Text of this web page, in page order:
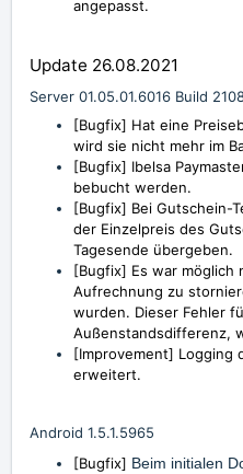
angepasst.
Update 26.08.2021
Server 01.05.01.6016 Build
[Bugfix] Hat eine
wird sie nicht mehr im
[Bugfix] Ibelsa
bebucht werden.
[Bugfix] Bei Gutschein-
der Einzelpreis des
Tagesende übergeben.
[Bugfix] Es war möglich
Aufrechnung zu
wurden. Dieser Fehler
Außenstandsdifferenz,
[Improvement] Logging
erweitert.
Android 1.5.1.5965
[Bugfix] Beim initialen